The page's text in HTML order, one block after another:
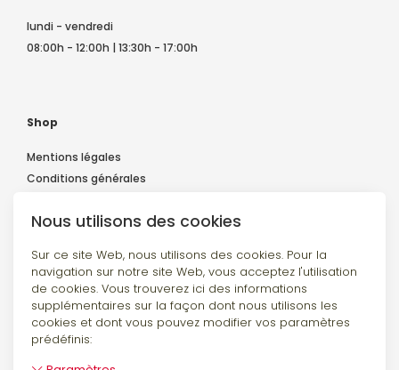
Nous utilisons des cookies
Sur ce site Web, nous utilisons des cookies. Pour la
navigation sur notre site Web, vous acceptez l'utilisation
de cookies. Vous trouverez ici des informations
supplémentaires sur la façon dont nous utilisons les
cookies et dont vous pouvez modifier vos paramètres
prédéfinis:
lundi - vendredi
08:00h - 12:00h | 13:30h - 17:00h
Shop
Mentions légales
Conditions générales
Expédition et paiement
Suivez-nous